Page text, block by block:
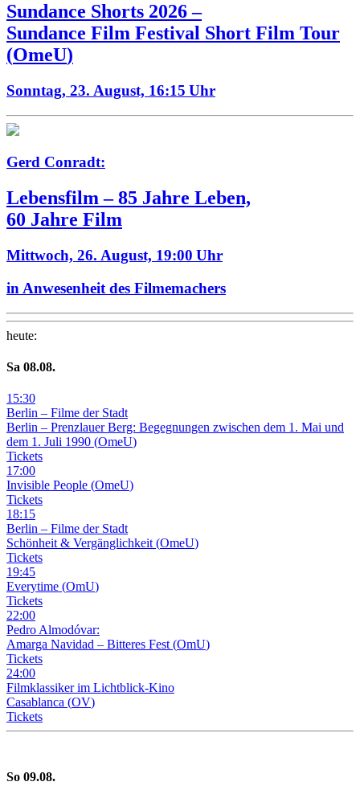
Sundance Shorts 2026–
Sundance Film Festival Short Film Tour
(OmeU)
Sonntag, 23. August, 16:15 Uhr
Gerd Conradt:
Lebensfilm – 85 Jahre Leben,
60 Jahre Film
Mittwoch, 26. August, 19:00 Uhr
in Anwesenheit des Filmemachers
heute:
Sa 08.08.
15:30
Berlin – Filme der Stadt
Berlin – Prenzlauer Berg: Begegnungen zwischen dem 1. Mai und
dem 1. Juli 1990 (OmeU)
Tickets
17:00
Invisible People (OmeU)
Tickets
18:15
Berlin – Filme der Stadt
Schönheit & Vergänglichkeit (OmeU)
Tickets
19:45
Everytime (OmU)
Tickets
22:00
Pedro Almodóvar:
Amarga Navidad – Bitteres Fest (OmU)
Tickets
24:00
Filmklassiker im Lichtblick-Kino
Casablanca (OV)
Tickets
So 09.08.